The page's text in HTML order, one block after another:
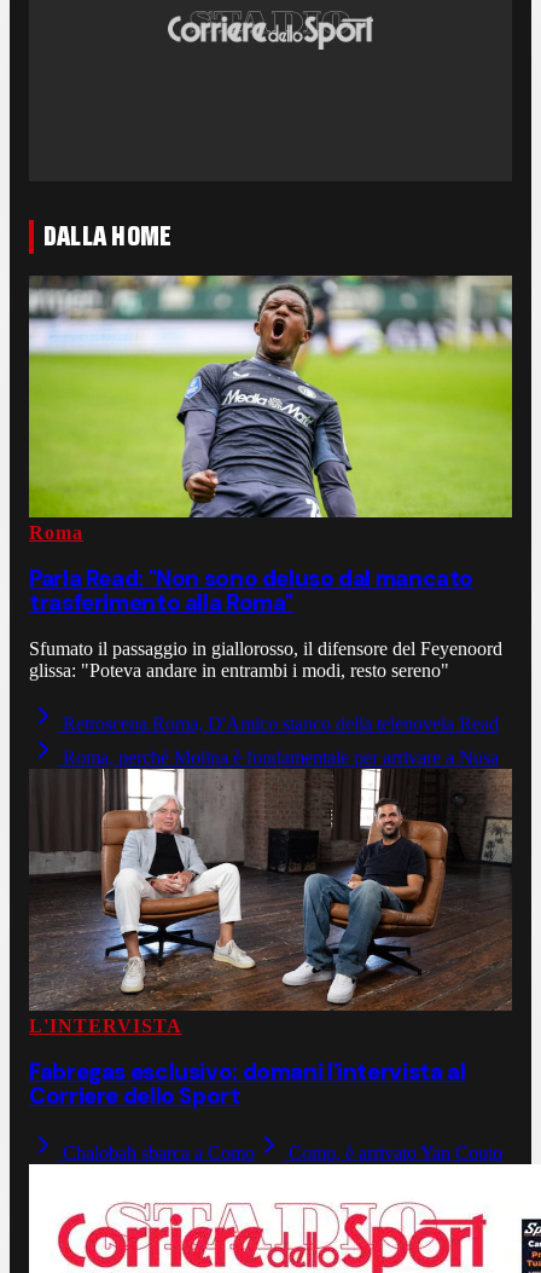
DALLA HOME
Roma
Parla Read: "Non sono deluso dal mancato
trasferimento alla Roma"
Sfumato il passaggio in giallorosso, il difensore del Feyenoord
glissa: "Poteva andare in entrambi i modi, resto sereno"
Retroscena Roma, D'Amico stanco della telenovela Read
Roma, perché Molina è fondamentale per arrivare a Nusa
L'INTERVISTA
Fabregas esclusivo: domani l'intervista al
Corriere dello Sport
Chalobah sbarca a Como Como, è arrivato Yan Couto